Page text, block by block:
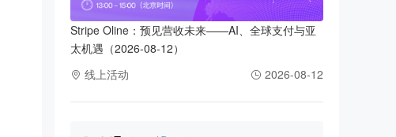
Stripe Oline：预见营收未来——AI、全球支付与亚
太机遇（2026-08-12）
线上活动
2026-08-12